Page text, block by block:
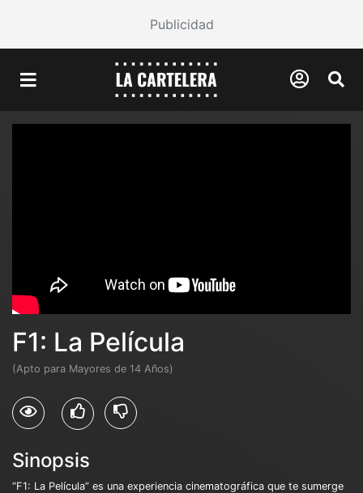
Publicidad
F1: La Película
(Apto para Mayores de 14 Años)
Sinopsis
“F1: La Película” es una experiencia cinematográfica que te sumerge